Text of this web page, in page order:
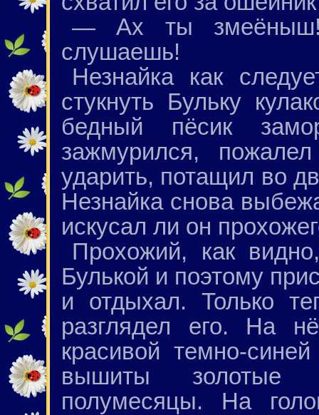
— Ах ты змеёныш!
слушаешь!
Незнайка как
стукнуть Бульку
бедный пёсик
зажмурился,
ударить, потащил во
Незнайка снова
искусал ли он
Прохожий, как
Булькой и поэтому
и отдыхал. Только
разглядел его. На
красивой темно-
вышиты золотые
полумесяцы. На